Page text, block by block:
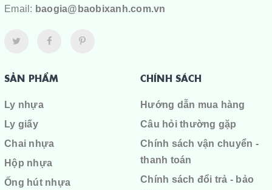
Email: baogia@baobixanh.com.vn
SẢN PHẨM
Ly nhựa
Ly giấy
Chai nhựa
Hộp nhựa
Ống hút nhựa
CHÍNH SÁCH
Hướng dẫn mua hàng
Câu hỏi thường gặp
Chính sách vận chuyển -
thanh toán
Chính sách đổi trả - bảo